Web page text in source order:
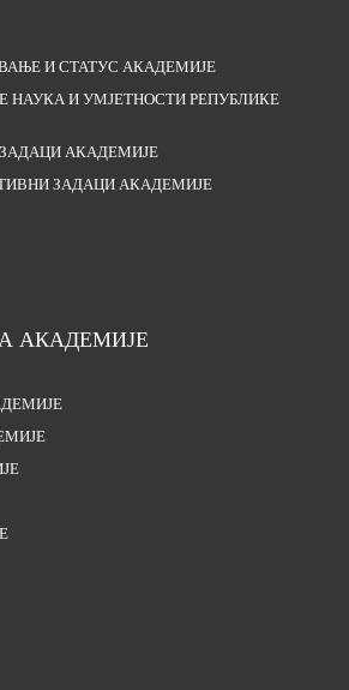
И СТАТУС АКАДЕМИЈЕ
НАУКА И УМЈЕТНОСТИ РЕПУБЛИКЕ
АКАДЕМИЈЕ
ЗАДАЦИ АКАДЕМИЈЕ
АКАДЕМИЈЕ